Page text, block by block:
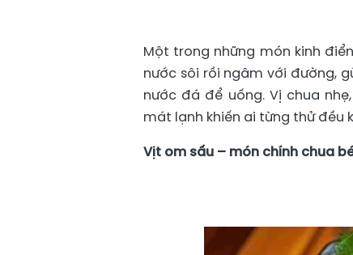
Một trong những món kinh
nước sôi rồi ngâm với đường,
nước đá để uống. Vị chua
mát lạnh khiến ai từng thử đều
Vịt om sấu – món chính chua